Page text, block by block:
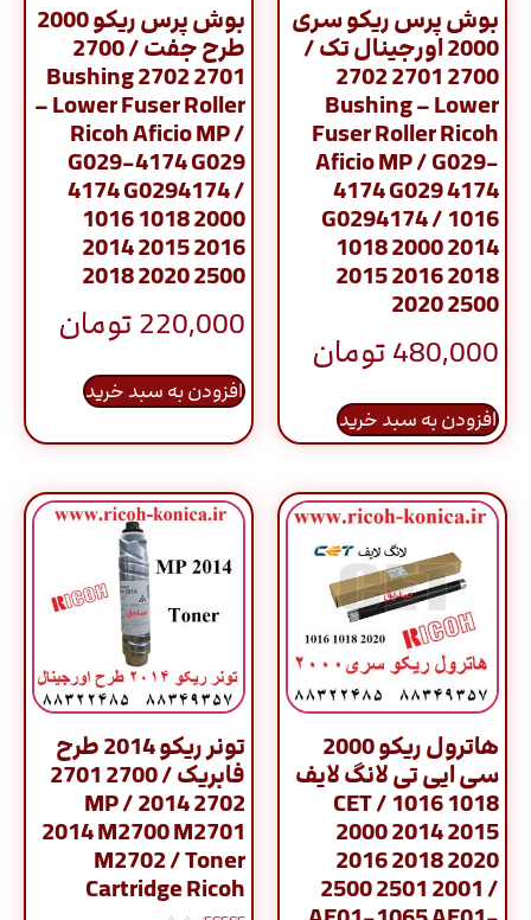
بوش پرس ریکو سری
2000 اورجینال تک /
2700 2701 2702
Bushing – Lower
Fuser Roller Ricoh
Aficio MP / G029-
4174 G029 4174
G0294174 / 1016
1018 2000 2014
2015 2016 2018
2020 2500
480,000تومان
افزودن به سبد خرید
بوش پرس ریکو 2000
طرح جفت / 2700
2701 2702 Bushing
– Lower Fuser Roller
Ricoh Aficio MP /
G029-4174 G029
4174 G0294174 /
1016 1018 2000
2014 2015 2016
2018 2020 2500
220,000تومان
افزودن به سبد خرید
هاترول ریکو 2000
سی ایی تی لانگ لایف
CET / 1016 1018
2000 2014 2015
2016 2018 2020
2500 2501 2001 /
تونر ریکو 2014 طرح
فابریک / 2700 2701
2702 2014 / MP
2014 M2700 M2701
M2702 / Toner
Cartridge Ricoh